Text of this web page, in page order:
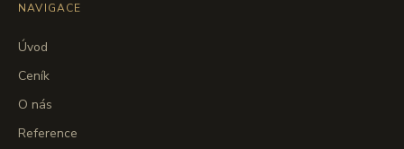
NAVIGACE
Úvod
Ceník
O nás
Reference